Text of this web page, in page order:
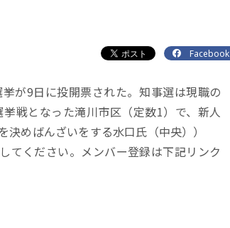
Facebook
が9日に投開票された。知事選は現職の
戦となった滝川市区（定数1）で、新人
めばんざいをする水口氏（中央））
てください。メンバー登録は下記リンク